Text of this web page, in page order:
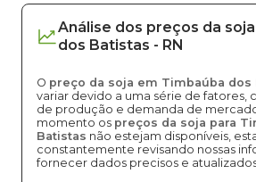
Análise dos preços da soja
dos Batistas - RN
O preço da soja em Timbaúba dos
variar devido a uma série de fatores,
de produção e demanda de
momento os preços da soja para
Batistas não estejam disponíveis,
constantemente revisando nossas
fornecer dados precisos e